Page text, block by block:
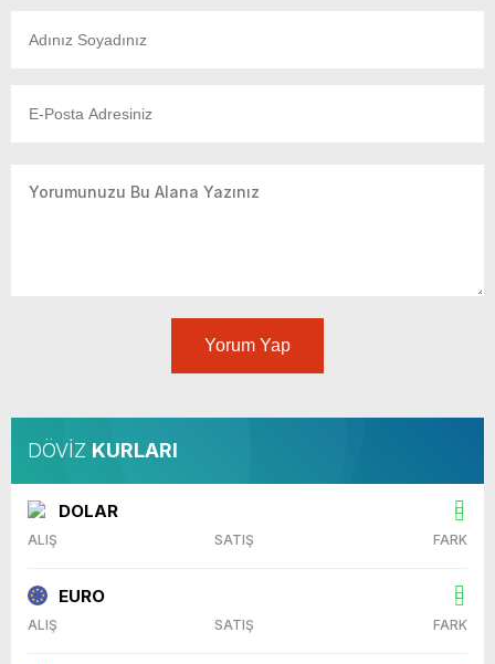
Yorum Yap
DÖVİZ KURLARI
DOLAR
ALIŞ SATIŞ FARK
EURO
ALIŞ SATIŞ FARK